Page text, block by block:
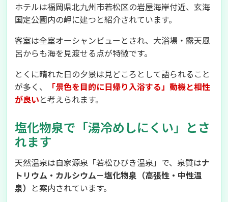
ホテルは福岡県北九州市若松区の岩屋海岸付近、玄海
国定公園内の岬に建つと紹介されています。
客室は全室オーシャンビューとされ、大浴場・露天風
呂からも海を見渡せる点が特徴です。
とくに晴れた日の夕景は見どころとして語られること
が多く、
「景色を目的に日帰り入浴する」動機と相性
が良いと考えられます。
塩化物泉で「湯冷めしにくい」とさ
れます
天然温泉は自家源泉「若松ひびき温泉」で、泉質はナ
トリウム・カルシウム－塩化物泉（高張性・中性温
泉） と案内されています。